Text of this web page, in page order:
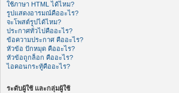
ใช้ภาษา HTML ได้ไหม?
รูปแสดงอารมณ์คืออะไร?
จะโพสต์รูปได้ไหม?
ประกาศทั่วไปคืออะไร?
ข้อความประกาศ คืออะไร?
หัวข้อ ปักหมุด คืออะไร?
หัวข้อถูกล็อก คืออะไร?
ไอคอนกระทู้คืออะไร?
ระดับผู้ใช้ และกลุ่มผู้ใช้